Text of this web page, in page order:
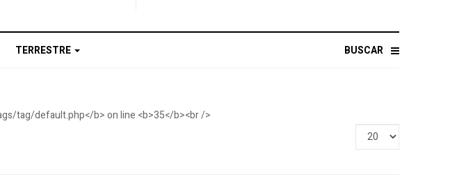
TERRESTRE BUSCAR
Display